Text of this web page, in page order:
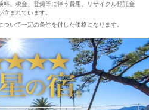
料、税金、登録等に伴う費用、リサイクル預託金
まれています。
いて一定の条件を付した価格になります。